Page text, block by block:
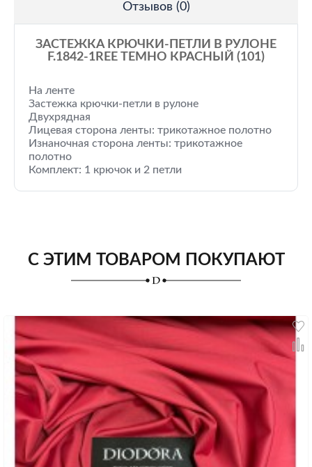
Отзывов (0)
ЗАСТЕЖКА КРЮЧКИ-ПЕТЛИ В РУЛОНЕ
F.1842-1REE ТЕМНО КРАСНЫЙ (101)
На ленте
Застежка крючки-петли в рулоне
Двухрядная
Лицевая сторона ленты: трикотажное полотно
Изнаночная сторона ленты: трикотажное
полотно
Комплект: 1 крючок и 2 петли
С ЭТИМ ТОВАРОМ ПОКУПАЮТ